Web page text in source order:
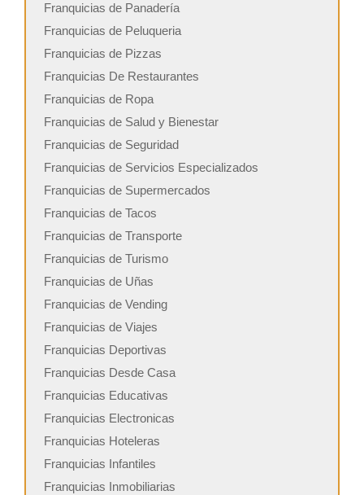
Franquicias de Panadería
Franquicias de Peluqueria
Franquicias de Pizzas
Franquicias De Restaurantes
Franquicias de Ropa
Franquicias de Salud y Bienestar
Franquicias de Seguridad
Franquicias de Servicios Especializados
Franquicias de Supermercados
Franquicias de Tacos
Franquicias de Transporte
Franquicias de Turismo
Franquicias de Uñas
Franquicias de Vending
Franquicias de Viajes
Franquicias Deportivas
Franquicias Desde Casa
Franquicias Educativas
Franquicias Electronicas
Franquicias Hoteleras
Franquicias Infantiles
Franquicias Inmobiliarias